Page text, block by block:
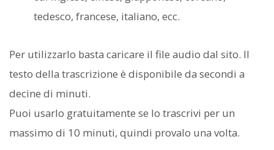
tedesco, francese, italiano, ecc.
Per utilizzarlo basta caricare il file audio dal sito. Il
testo della trascrizione è disponibile da secondi a
decine di minuti.
Puoi usarlo gratuitamente se lo trascrivi per un
massimo di 10 minuti, quindi provalo una volta.